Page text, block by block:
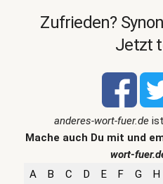
Zufrieden?
Jetzt
anderes-wort-fuer.deist
Mache auch Du mit und
wort-
A
B C D E F G H